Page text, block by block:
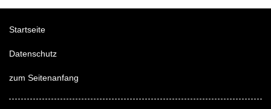
Startseite
Datenschutz
zum Seitenanfang